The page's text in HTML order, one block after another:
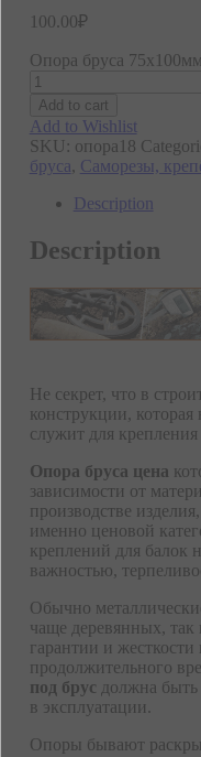
100.00₽
Опора бруса
Add to cart
Add to Wishlist
SKU: опора18
бруса, Саморезы,
Description
Description
Не секрет, что в
конструкции, которая
служит для
Опора бруса цена
зависимости от
производстве
именно ценовой
креплений для балок
важностью,
Обычно
чаще деревянных,
гарантии и
продолжительного
под брус должна
в эксплуатации.
Опоры бывают